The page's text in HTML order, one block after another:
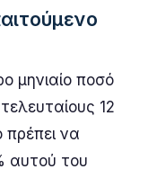
μηνιαίο ποσό
12
πρέπει να
αυτού του